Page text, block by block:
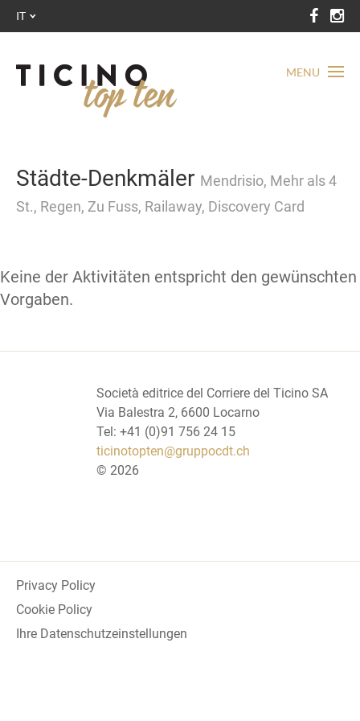
MENU
IT
Städte-Denkmäler Mendrisio, Mehr als 4
St., Regen, Zu Fuss, Railaway, Discovery Card
Keine der Aktivitäten entspricht den gewünschten
Vorgaben.
Società editrice del Corriere del Ticino SA
Via Balestra 2, 6600 Locarno
Tel: +41 (0)91 756 24 15
ticinotopten@gruppocdt.ch
© 2026
Privacy Policy
Cookie Policy
Ihre Datenschutzeinstellungen